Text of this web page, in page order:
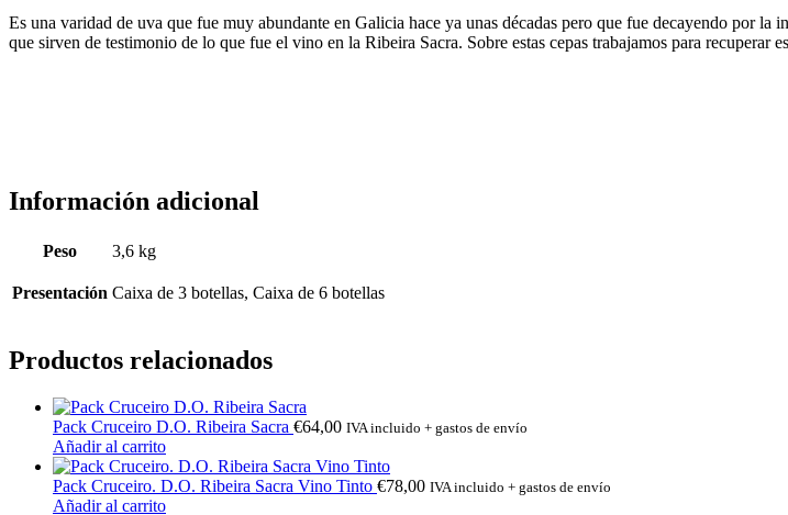
Es una varidad de uva que fue muy abundante en Galicia hace ya unas décadas pero que fue decayendo por
que sirven de testimonio de lo que fue el vino en la Ribeira Sacra. Sobre estas cepas trabajamos para recuperar
Información adicional
Peso 3,6 kg
Presentación Caixa de 3 botellas, Caixa de 6 botellas
Productos relacionados
Pack Cruceiro D.O. Ribeira Sacra €64,00 IVA incluido + gastos de envío
Añadir al carrito
Pack Cruceiro. D.O. Ribeira Sacra Vino Tinto €78,00 IVA incluido + gastos de envío
Añadir al carrito